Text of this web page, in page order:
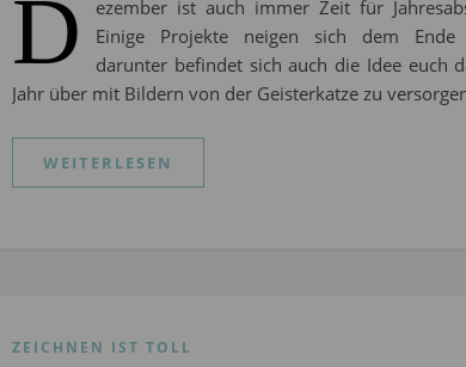
D
ezember ist auch immer Zeit für
Einige Projekte neigen sich dem
darunter befindet sich auch die Idee euch
Jahr über mit Bildern von der Geisterkatze zu
WEITERLESEN
ZEICHNEN IST TOLL